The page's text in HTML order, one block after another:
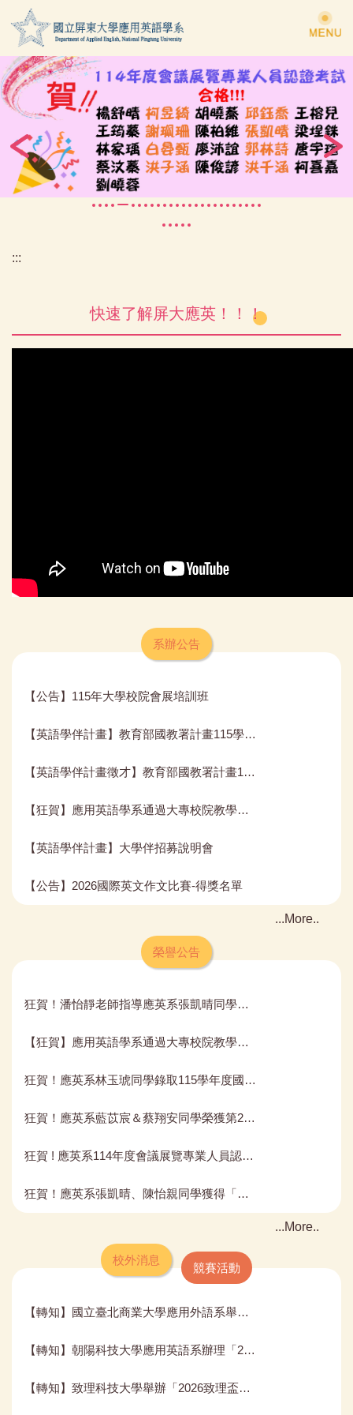
到
主
要
內
容
:::
快速了解屏大應英！！！
系辦公告
【公告】115年大學校院會展培訓班
【英語學伴計畫】教育部國教署計畫115學年度上學期學伴錄取名單
【英語學伴計畫徵才】教育部國教署計畫115學伴(延期至6/30)
【狂賀】應用英語學系通過大專校院教學品保服務計畫評鑑!!!!!
【英語學伴計畫】大學伴招募說明會
【公告】2026國際英文作文比賽-得獎名單
More..
榮譽公告
狂賀！潘怡靜老師指導應英系張凱晴同學通過115學年度國科會大專學生研究計畫。
【狂賀】應用英語學系通過大專校院教學品保服務計畫評鑑!!!!!
狂賀！應英系林玉琥同學錄取115學年度國立屏東大學英語系碩士班。
狂賀！應英系藍苡宸＆蔡翔安同學榮獲第29屆台灣扶輪教育基金會獎學金。
狂賀 ! 應英系114年度會議展覽專業人員認證考試通過名單
狂賀！應英系張凱晴、陳怡親同學獲得「林后可可・青春無限」Cocoa Queen國際校園創意影音競賽比賽銅獎
More..
校外消息
競賽活動
【轉知】國立臺北商業大學應用外語系舉辦「114學年度第2學期業界實務系列講座活動訊息」
【轉知】朝陽科技大學應用英語系辦理「2026全國高中職暨大專校院學生KUSO創意英語配音比賽」
【轉知】致理科技大學舉辦「2026致理盃國際商貿英語簡報競賽」，敬邀貴校推薦學生踴躍報名參加。